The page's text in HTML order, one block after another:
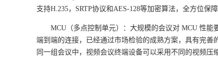
支持H.235， SRTP协议和AES-128等加密算法，全方位保障
MCU （多点控制单元）：大规模的会议对 MCU 性能
端到端的连接，已经通过市场检验的成熟方案，具有完善
同一组会议中，视频会议终端设备可以采用不同的视频压